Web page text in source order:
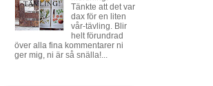
Tänkte att det var
dax för en liten
vår-tävling. Blir
helt förundrad
över alla fina kommentarer ni
ger mig, ni är så snälla!...